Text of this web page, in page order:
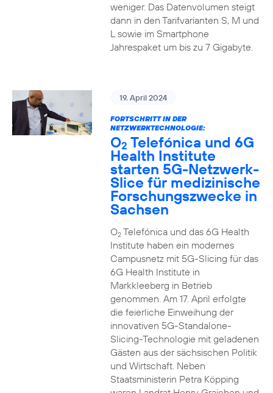
weniger. Das Datenvolumen steigt
dann in den Tarifvarianten S, M und
L sowie im Smartphone
Jahrespaket um bis zu 7 Gigabyte.
19. April 2024
FORTSCHRITT IN DER
NETZWERKTECHNOLOGIE:
O2 Telefónica und 6G
Health Institute
starten 5G-Netzwerk-
Slice für medizinische
Forschungszwecke in
Sachsen
O2Telefónica und das 6G Health
Institute haben ein modernes
Campusnetz mit 5G-Slicing für das
6G Health Institute in
Markkleeberg in Betrieb
genommen. Am 17. April erfolgte
die feierliche Einweihung der
innovativen 5G-Standalone-
Slicing-Technologie mit geladenen
Gästen aus der sächsischen Politik
und Wirtschaft. Neben
Staatsministerin Petra Köpping